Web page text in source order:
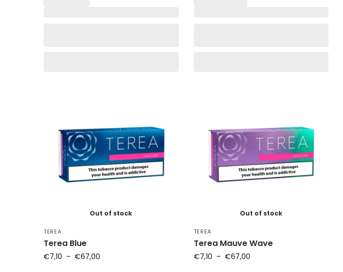
Out of stock
TEREA
Terea Blue
€7,10 – €67,00
Out of stock
TEREA
Terea Mauve Wave
€7,10 – €67,00